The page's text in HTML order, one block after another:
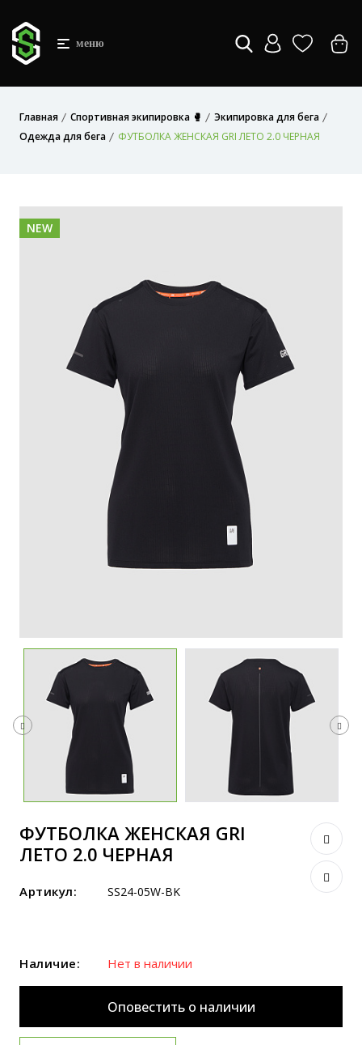
меню
Главная Спортивная экипировка 🥊
Экипировка для бега
Одежда для бега
ФУТБОЛКА ЖЕНСКАЯ GRI ЛЕТО 2.0 ЧЕРНАЯ
NEW
ФУТБОЛКА ЖЕНСКАЯ GRI
ЛЕТО 2.0 ЧЕРНАЯ
Артикул: SS24-05W-BK
Наличие: Нет в наличии
Оповестить о наличии